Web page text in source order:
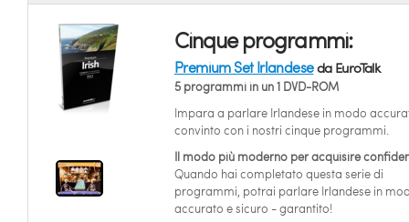
Cinque programmi:
Premium Set Irlandeseda EuroTalk
5 programmi in un 1 DVD-ROM
Impara a parlare Irlandese in modo
convinto con i nostri cinque programmi.
Il modo più moderno per acquisire
Quando hai completato questa serie di
programmi, potrai parlare Irlandese in
accurato e sicuro - garantito!